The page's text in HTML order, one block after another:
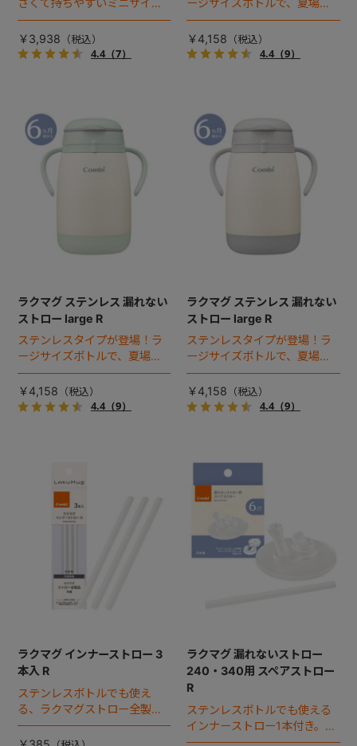
さくて持ちやすいミニサイズ
ボトルのストローマグ。
￥3,938
4.4（7）
ージサイズボトルで、夏場や
外出時に活躍するストローマ
グ。
￥4,158
4.4（9）
ラクマグ ステンレス 漏れない
ストロー large R
ステンレスタイプが登場！ラ
ージサイズボトルで、夏場や
外出時に活躍するストローマ
グ。
￥4,158
4.4（9）
ラクマグ ステンレス 漏れない
ストロー large R
ステンレスタイプが登場！ラ
ージサイズボトルで、夏場や
外出時に活躍するストローマ
グ。
￥4,158
4.4（9）
ラクマグ インナーストロー 3
本入 R
ステンレスボトルでも使え
る、ラクマグストロー全製品
共通のスペア用インナースト
ロー。
ラクマグ 漏れないストロー
240・340用 スペアストロー
R
ステンレスボトルでも使える
インナーストロー1本付き。
「漏れないストロー」用のス